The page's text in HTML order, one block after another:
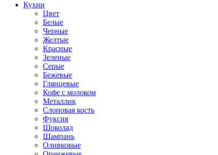
Кухни
Цвет
Белые
Черные
Желтые
Красные
Зеленые
Серые
Бежевые
Глянцевые
Кофе с молоком
Металлик
Слоновая кость
Фуксия
Шоколад
Шампань
Оливковые